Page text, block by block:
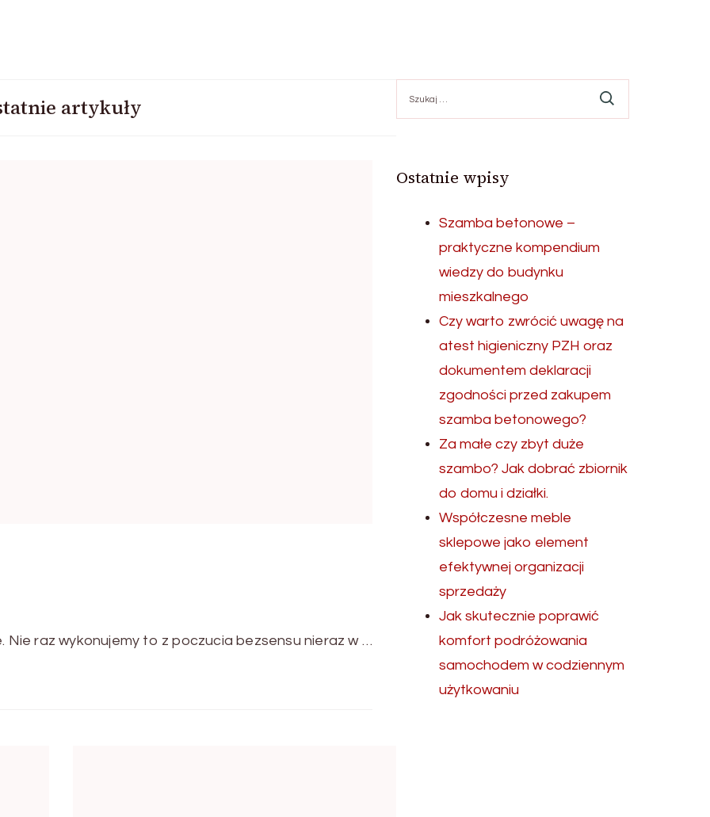
artykuły
raz wykonujemy to z poczucia bezsensu nieraz w …
Ostatnie wpisy
Szamba betonowe –
praktyczne kompendium
wiedzy do budynku
mieszkalnego
Czy warto zwrócić uwagę na
atest higieniczny PZH oraz
dokumentem deklaracji
zgodności przed zakupem
szamba betonowego?
Za małe czy zbyt duże
szambo? Jak dobrać zbiornik
do domu i działki.
Współczesne meble
sklepowe jako element
efektywnej organizacji
sprzedaży
Jak skutecznie poprawić
komfort podróżowania
samochodem w codziennym
użytkowaniu